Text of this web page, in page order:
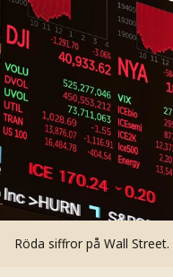
Röda siffror på Wall Street.